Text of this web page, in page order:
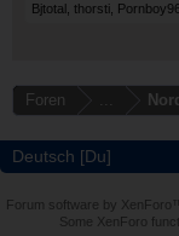
Bjtotal , thorsti,
Foren ...
Deutsch [Du]
Forum software by
Some XenForo